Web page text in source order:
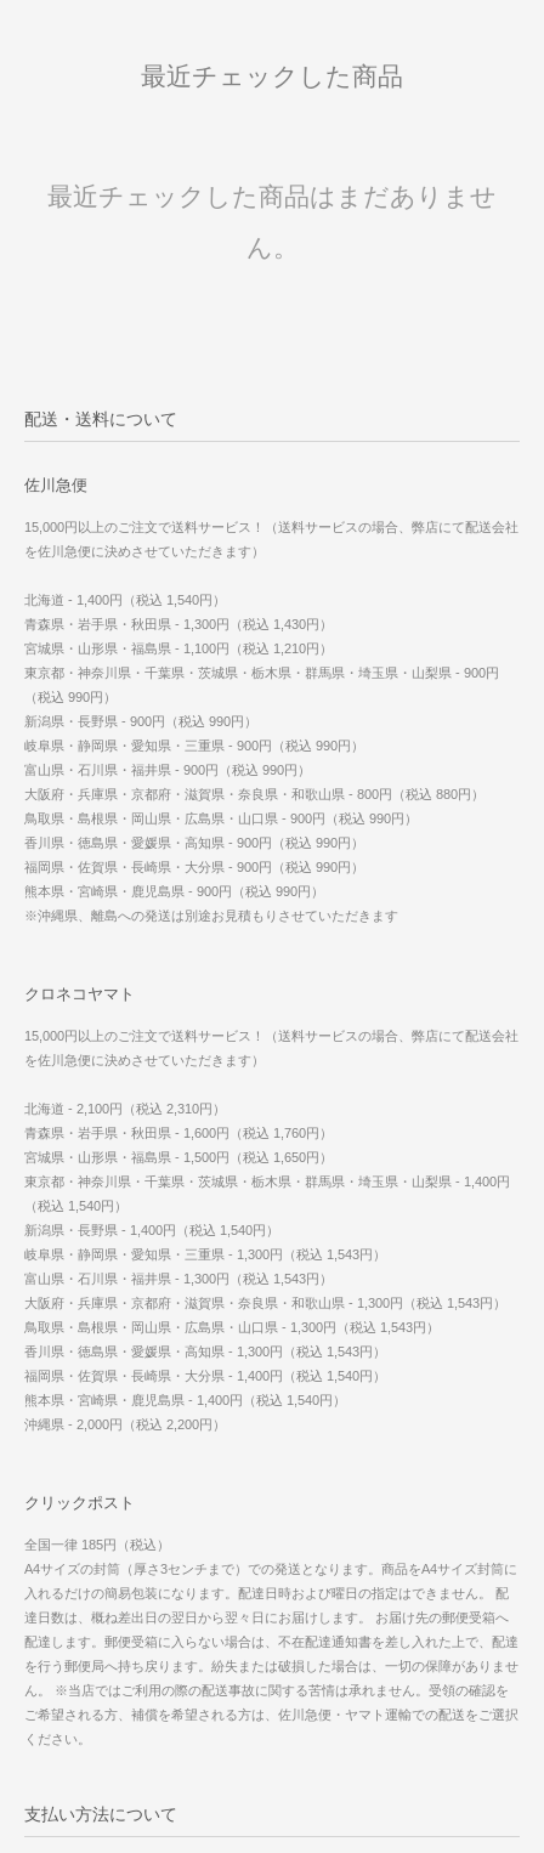
最近チェックした商品
最近チェックした商品はまだありませ
ん。
配送・送料について
佐川急便
15,000円以上のご注文で送料サービス！（送料サービスの場合、弊店にて配送会社
を佐川急便に決めさせていただきます）
北海道 - 1,400円（税込 1,540円）
青森県・岩手県・秋田県 - 1,300円（税込 1,430円）
宮城県・山形県・福島県 - 1,100円（税込 1,210円）
東京都・神奈川県・千葉県・茨城県・栃木県・群馬県・埼玉県・山梨県 - 900円
（税込 990円）
新潟県・長野県 - 900円（税込 990円）
岐阜県・静岡県・愛知県・三重県 - 900円（税込 990円）
富山県・石川県・福井県 - 900円（税込 990円）
大阪府・兵庫県・京都府・滋賀県・奈良県・和歌山県 - 800円（税込 880円）
鳥取県・島根県・岡山県・広島県・山口県 - 900円（税込 990円）
香川県・徳島県・愛媛県・高知県 - 900円（税込 990円）
福岡県・佐賀県・長崎県・大分県 - 900円（税込 990円）
熊本県・宮崎県・鹿児島県 - 900円（税込 990円）
※沖縄県、離島への発送は別途お見積もりさせていただきます
クロネコヤマト
15,000円以上のご注文で送料サービス！（送料サービスの場合、弊店にて配送会社
を佐川急便に決めさせていただきます）
北海道 - 2,100円（税込 2,310円）
青森県・岩手県・秋田県 - 1,600円（税込 1,760円）
宮城県・山形県・福島県 - 1,500円（税込 1,650円）
東京都・神奈川県・千葉県・茨城県・栃木県・群馬県・埼玉県・山梨県 - 1,400円
（税込 1,540円）
新潟県・長野県 - 1,400円（税込 1,540円）
岐阜県・静岡県・愛知県・三重県 - 1,300円（税込 1,543円）
富山県・石川県・福井県 - 1,300円（税込 1,543円）
大阪府・兵庫県・京都府・滋賀県・奈良県・和歌山県 - 1,300円（税込 1,543円）
鳥取県・島根県・岡山県・広島県・山口県 - 1,300円（税込 1,543円）
香川県・徳島県・愛媛県・高知県 - 1,300円（税込 1,543円）
福岡県・佐賀県・長崎県・大分県 - 1,400円（税込 1,540円）
熊本県・宮崎県・鹿児島県 - 1,400円（税込 1,540円）
沖縄県 - 2,000円（税込 2,200円）
クリックポスト
全国一律 185円（税込）
A4サイズの封筒（厚さ3センチまで）での発送となります。商品をA4サイズ封筒に
入れるだけの簡易包装になります。配達日時および曜日の指定はできません。 配
達日数は、概ね差出日の翌日から翌々日にお届けします。 お届け先の郵便受箱へ
配達します。郵便受箱に入らない場合は、不在配達通知書を差し入れた上で、配達
を行う郵便局へ持ち戻ります。紛失または破損した場合は、一切の保障がありませ
ん。 ※当店ではご利用の際の配送事故に関する苦情は承れません。受領の確認を
ご希望される方、補償を希望される方は、佐川急便・ヤマト運輸での配送をご選択
ください。
支払い方法について